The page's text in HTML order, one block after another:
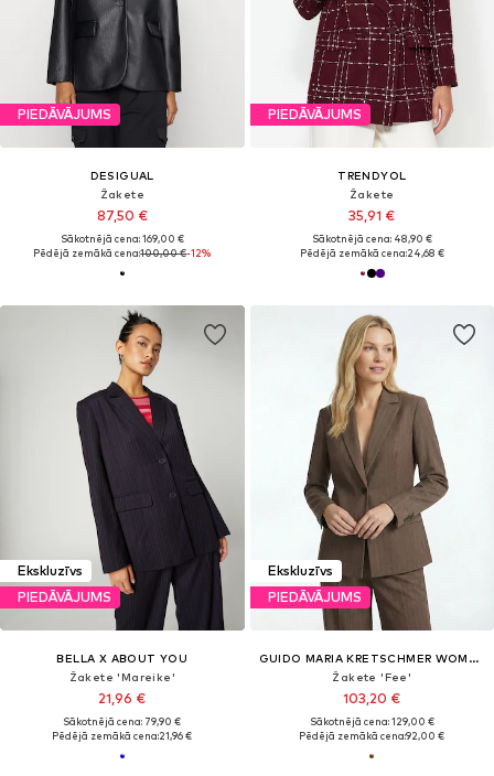
PIEDĀVĀJUMS
DESIGUAL
Žakete
87,50 €
Sākotnējā cena: 169,00 €
Pēdējā zemākā cena:100,00 €-12%
PIEDĀVĀJUMS
TRENDYOL
Žakete
35,91 €
Sākotnējā cena: 48,90 €
Pēdējā zemākā cena:24,68 €
Ekskluzīvs
PIEDĀVĀJUMS
BELLA X ABOUT YOU
Žakete 'Mareike'
21,96 €
Sākotnējā cena: 79,90 €
Pēdējā zemākā cena:21,96 €
Ekskluzīvs
PIEDĀVĀJUMS
GUIDO MARIA KRETSCHMER WOMEN
Žakete 'Fee'
103,20 €
Sākotnējā cena: 129,00 €
Pēdējā zemākā cena:92,00 €